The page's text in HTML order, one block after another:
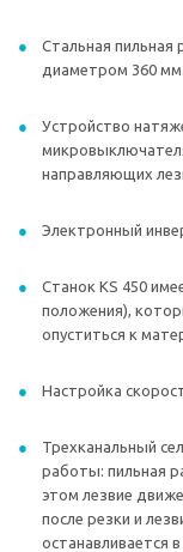
Стальная
диаметром 360 мм.
Устройство
направляющих
Электронный
Станок KS 450
положения),
опуститься к
Настройка
Трехканальный
работы: пильная
этом лезвие
после резки и
останавливается